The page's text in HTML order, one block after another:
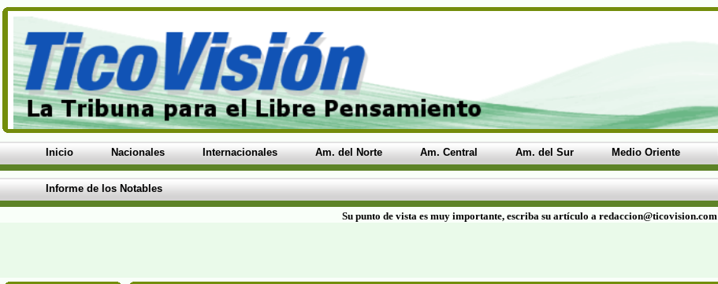
Inicio Nacionales Internacionales Am. del Norte Am. Central Am. del Sur Medio Oriente
Informe de los Notables
Su punto de vista es muy importante, escriba su artículo a redaccion@ticovision.com